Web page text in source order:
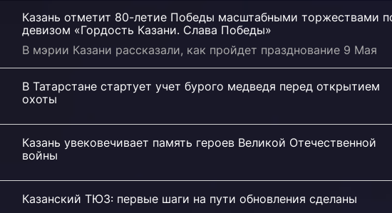
Казань отметит 80-летие Победы масштабными торжествами
девизом «Гордость Казани. Слава Победы»
В мэрии Казани рассказали, как пройдет празднование 9 Мая
В Татарстане стартует учет бурого медведя перед открытием
охоты
Казань увековечивает память героев Великой Отечественной
войны
Казанский ТЮЗ: первые шаги на пути обновления сделаны